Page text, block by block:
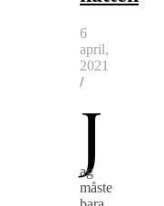
6
april,
2021
/
J
ag
måste